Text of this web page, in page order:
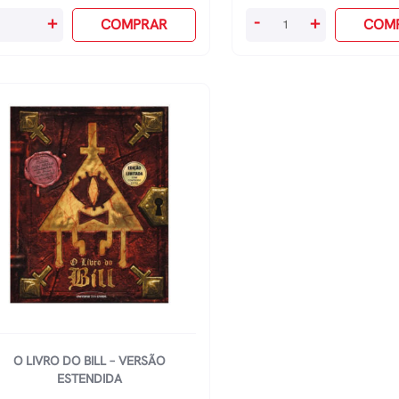
+ COMPRAR
O- +
O LIVRO DO BILL – VERSÃO
ESTENDIDA